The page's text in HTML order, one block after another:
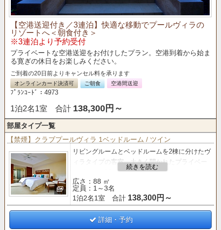
【空港送迎付き／3連泊】快適な移動でプールヴィラの
リゾートへ＜朝食付き＞
※3連泊より予約受付
プライベートな空港送迎をお付けしたプラン。空港到着から始ま
る寛ぎの休日をお楽しみください。
ご到着の20日前よりキャンセル料を承ります
オンラインカード決済可 ご朝食 空港間送迎
ﾌﾟﾗﾝｺｰﾄﾞ：4973
1泊2名1室 合計 138,300円～
部屋タイプ一覧
【禁煙】クラブプールヴィラ 1ベッドルーム / ツイン
リビングルームとベッドルームを2棟に分けたヴ
ィラタイプの客室。大きく開かれたプライベー
トプールに88㎡のゆったりとした広さと、光と
風が通り抜けるオープンエアな空間が魅力。
【クラブサービスのご案内】
○ティータイム（14:00～16:00）
○アペリティフタイム（17:00～19:00）
広さ：88 ㎡
定員：1～3名
1泊2名1室 合計 138,300円～
詳細・予約